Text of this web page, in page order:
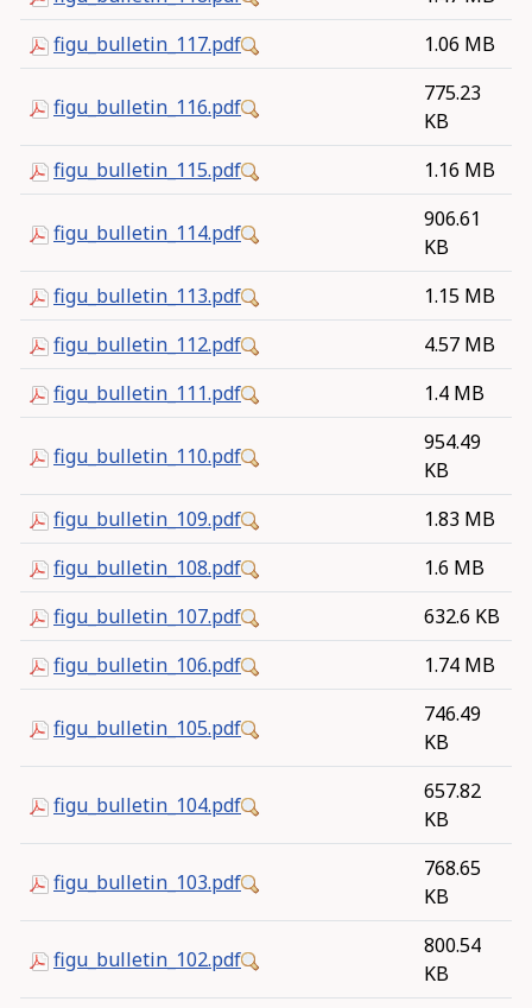
figu_bulletin_117.pdf
1.06 MB
figu_bulletin_116.pdf
775.23
KB
figu_bulletin_115.pdf
1.16 MB
figu_bulletin_114.pdf
906.61
KB
figu_bulletin_113.pdf
1.15 MB
figu_bulletin_112.pdf
4.57 MB
figu_bulletin_111.pdf
1.4 MB
figu_bulletin_110.pdf
954.49
KB
figu_bulletin_109.pdf
1.83 MB
figu_bulletin_108.pdf
1.6 MB
figu_bulletin_107.pdf
632.6 KB
figu_bulletin_106.pdf
1.74 MB
figu_bulletin_105.pdf
746.49
KB
figu_bulletin_104.pdf
657.82
KB
figu_bulletin_103.pdf
768.65
KB
figu_bulletin_102.pdf
800.54
KB